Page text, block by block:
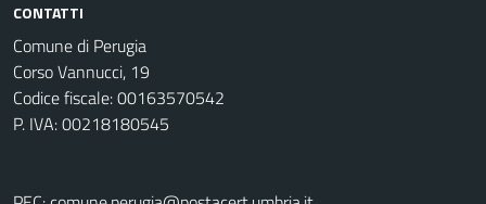
CONTATTI
Comune di Perugia
Corso Vannucci, 19
Codice fiscale: 00163570542
P. IVA: 00218180545